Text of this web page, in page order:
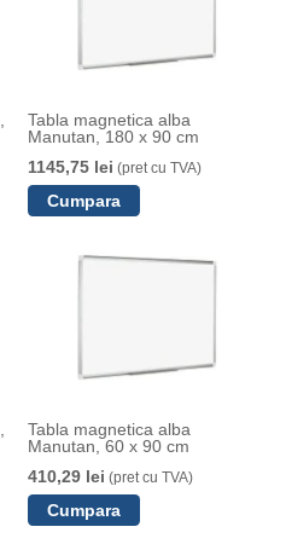
Tabla magnetica alba
Manutan, 180 x 90 cm
1145,75 lei (pret cu TVA)
Tabla magnetica alba
Manutan, 60 x 90 cm
410,29 lei (pret cu TVA)